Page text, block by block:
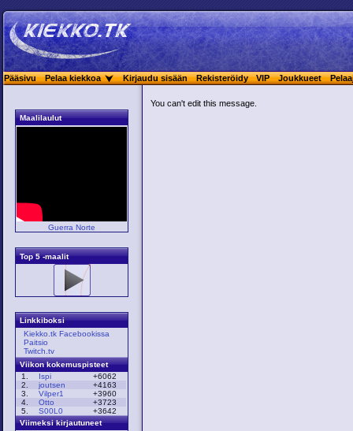
Pääsivu Pelaa kiekkoa Kirjaudu sisään Rekisteröidy VIP Joukkueet
Maalilaulut
Guerra Norte
Top 5 -maalit
Linkkiboksi
Kiekko.tk Facebookissa
Paitsio
Twitch.tv
Viikon kokemuspisteet
1.
Ispi
+6062
2.
joutsen
+4163
3.
Vilper1
+3960
4.
Otto
+3723
5.
S00L0
+3642
Viimeksi kirjautuneet
You can't edit this message.